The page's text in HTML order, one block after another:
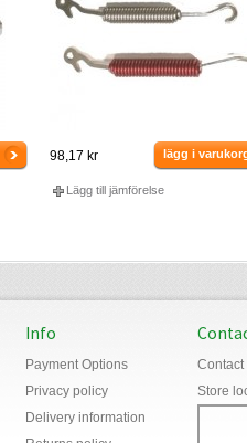
98,17 kr lägg i
Lägg till jämförelse
Info
Payment Options
Privacy policy
Delivery information
Contact
Store